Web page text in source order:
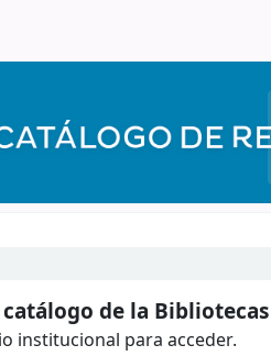
de la Bibliotecas
institucional para acceder.